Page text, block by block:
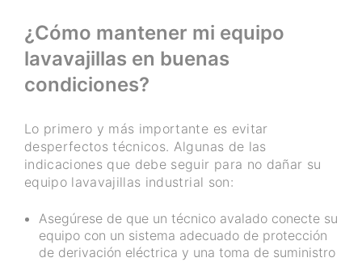
¿Cómo mantener mi equipo
lavavajillas en buenas
condiciones?
Lo primero y más importante es evitar
desperfectos técnicos. Algunas de las
indicaciones que debe seguir para no dañar su
equipo lavavajillas industrial son:
Asegúrese de que un técnico avalado conecte su
equipo con un sistema adecuado de protección
de derivación eléctrica y una toma de suministro